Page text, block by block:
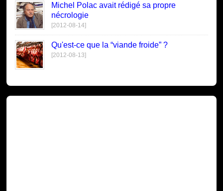
Michel Polac avait rédigé sa propre
nécrologie
[2012-08-14]
Qu'est-ce que la “viande froide” ?
[2012-08-13]